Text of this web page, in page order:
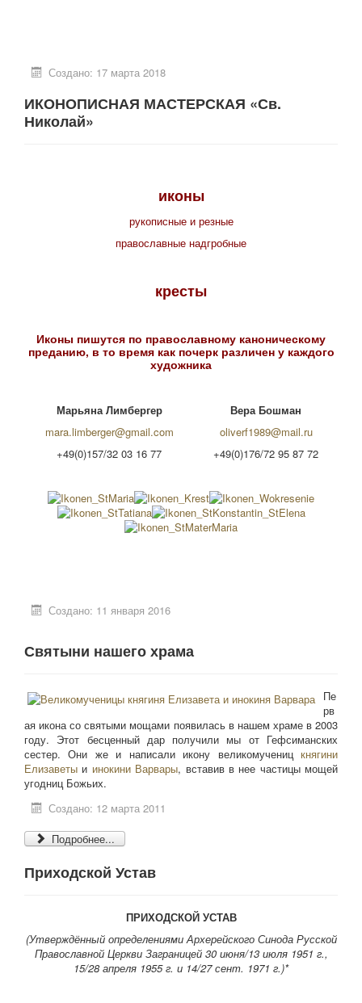
Создано: 17 марта 2018
ИКОНОПИСНАЯ МАСТЕРСКАЯ «Св.
Николай»
иконы
рукописные и резные
православные надгробные
кресты
Иконы пишутся по православному каноническому
преданию, в то время как почерк различен у каждого
художника
Марьяна Лимбергер
mara.limberger@gmail.com
+49(0)157/32 03 16 77
Вера Бошман
oliverf1989@mail.ru
+49(0)176/72 95 87 72
Создано: 11 января 2016
Святыни нашего храма
Пе
рв
ая икона со святыми мощами появилась в нашем храме в 2003
году. Этот бесценный дар получили мы от Гефсиманских
сестер. Они же и написали икону великомучениц княгини
Елизаветы и инокини Варвары, вставив в нее частицы мощей
угодниц Божьих.
Создано: 12 марта 2011
Подробнее...
Приходской Устав
ПРИХОДСКОЙ УСТАВ
(Утверждённый определениями Архерейского Синода Русской
Православной Церкви Заграницей 30 июня/13 июля 1951 г.,
15/28 апреля 1955 г. и 14/27 сент. 1971 г.)*